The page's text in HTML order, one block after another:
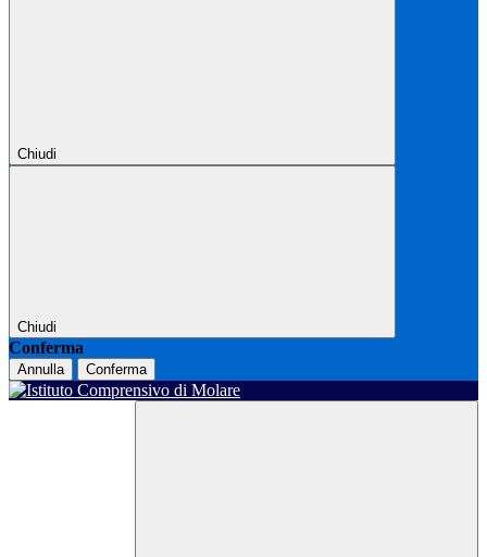
Chiudi
Chiudi
Conferma
Annulla Conferma